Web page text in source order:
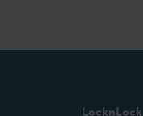
LocknLock